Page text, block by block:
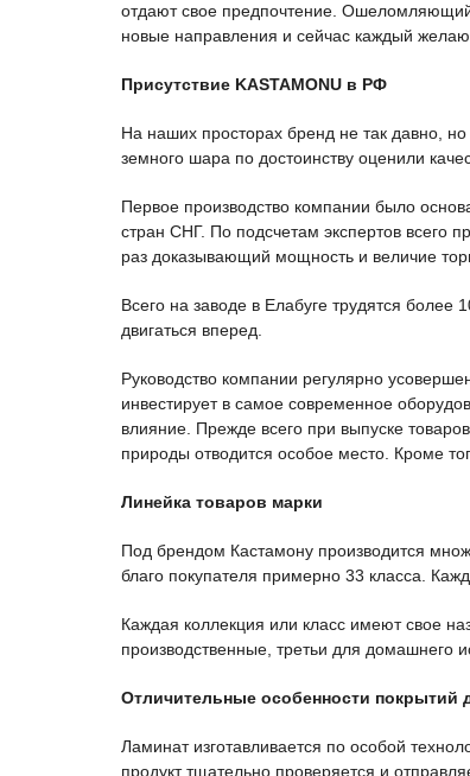
отдают свое предпочтение. Ошеломляющий
новые направления и сейчас каждый
Присутствие KASTAMONU в РФ
На наших просторах бренд не так давно,
земного шара по достоинству оценили
Первое производство компании было
стран СНГ. По подсчетам экспертов всего
раз доказывающий мощность и величие
Всего на заводе в Елабуге трудятся
двигаться вперед.
Руководство компании регулярно
инвестирует в самое современное
влияние. Прежде всего при выпуске
природы отводится особое место. Кроме
Линейка товаров марки
Под брендом Кастамону производится
благо покупателя примерно 33 класса.
Каждая коллекция или класс имеют свое
производственные, третьи для домашнего
Отличительные особенности покрытий
Ламинат изготавливается по особой
продукт тщательно проверяется и